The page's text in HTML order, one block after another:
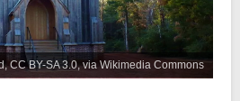
CC BY-SA 3.0, via Wikimedia Commons